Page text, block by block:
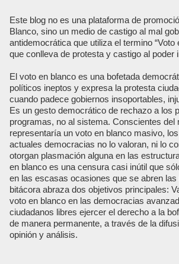
Este blog no es una plataforma de
Blanco, sino un medio de castigo al mal
antidemocrática que utiliza el termino “Voto
que conlleva de protesta y castigo al poder
El voto en blanco es una bofetada
políticos ineptos y expresa la protesta
cuando padece gobiernos insoportables,
Es un gesto democrático de rechazo a los
programas, no al sistema. Conscientes del
representaría un voto en blanco masivo,
actuales democracias no lo valoran, ni lo
otorgan plasmación alguna en las
en blanco es una censura casi inútil que
en las escasas ocasiones que se abren
bitácora abraza dos objetivos principales:
voto en blanco en las democracias
ciudadanos libres ejercer el derecho a la
de manera permanente, a través de la
opinión y análisis.